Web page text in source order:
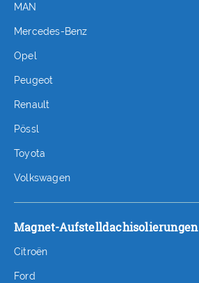
MAN
Mercedes-Benz
Opel
Peugeot
Renault
Pössl
Toyota
Volkswagen
Magnet-Aufstelldachisolierungen
Citroën
Ford